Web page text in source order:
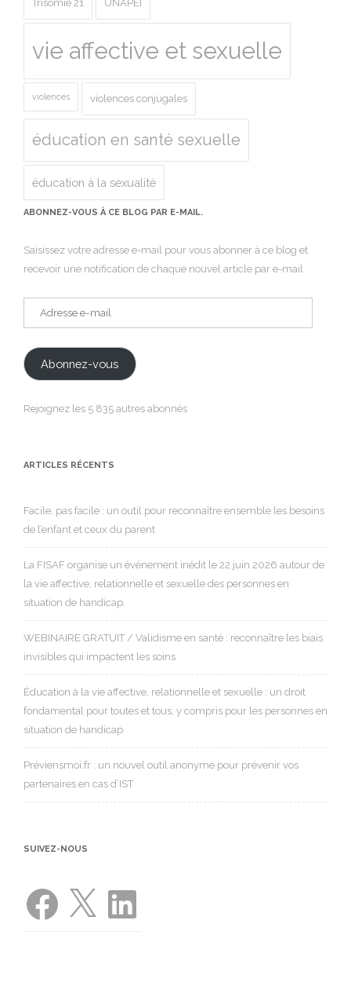
Trisomie 21 UNAPEI
vie affective et sexuelle
violences violences conjugales
éducation en santé sexuelle
éducation à la sexualité
ABONNEZ-VOUS À CE BLOG PAR E-MAIL.
Saisissez votre adresse e-mail pour vous abonner à ce blog et
recevoir une notification de chaque nouvel article par e-mail.
Adresse
e-
Abonnez-vous
Rejoignez les 5 835 autres abonnés
ARTICLES RÉCENTS
Facile, pas facile : un outil pour reconnaître ensemble les besoins
de l’enfant et ceux du parent
La FISAF organise un événement inédit le 22 juin 2026 autour de
la vie affective, relationnelle et sexuelle des personnes en
situation de handicap.
WEBINAIRE GRATUIT / Validisme en santé : reconnaître les biais
invisibles qui impactent les soins
Éducation à la vie affective, relationnelle et sexuelle : un droit
fondamental pour toutes et tous, y compris pour les personnes en
situation de handicap
Préviensmoi.fr : un nouvel outil anonyme pour prévenir vos
partenaires en cas d’IST
SUIVEZ-NOUS
Facebook LinkedIn